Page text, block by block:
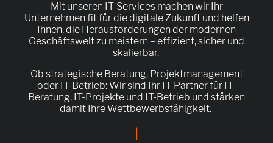
Mit unseren IT-Services machen wir Ihr
Unternehmen fit für die digitale Zukunft und helfen
Ihnen, die Herausforderungen der modernen
Geschäftswelt zu meistern – effizient, sicher und
skalierbar.
Ob strategische Beratung, Projektmanagement
oder IT-Betrieb: Wir sind Ihr IT-Partner für IT-
Beratung, IT-Projekte und IT-Betrieb und stärken
damit Ihre Wettbewerbsfähigkeit.